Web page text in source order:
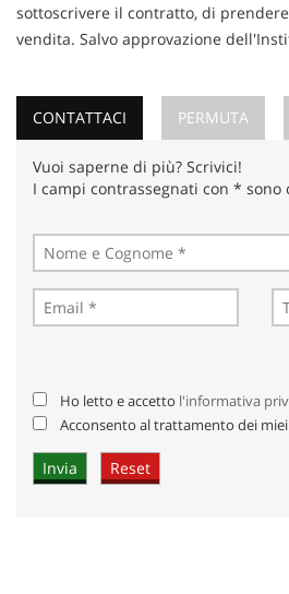
sottoscrivere il contratto, di
vendita. Salvo approvazione
CONTATTACI PERMUTA
Vuoi saperne di più? Scrivici!
I campi contrassegnati con * sono
Ho letto e accetto l'informativa
Acconsento al trattamento dei